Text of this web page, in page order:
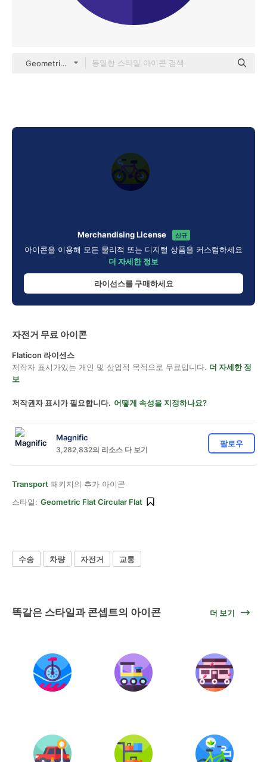
Geometric Flat Circular Flat
Merchandising License 신규
아이콘을 이용해 모든 물리적 또는 디지털 상품을 커스텀하세요
더 자세한 정보
라이선스를 구매하세요
자전거 무료 아이콘
Flaticon 라이센스
저작자 표시가있는 개인 및 상업적 목적으로 무료입니다. 더 자세한 정
보
저작권자 표시가 필요합니다. 어떻게 속성을 지정하나요?
Magnific
3,282,832의 리소스 다 보기
팔로우
Transport 패키지의 추가 아이콘
스타일: Geometric Flat Circular Flat
수송 차량 자전거 교통
똑같은 스타일과 콘셉트의 아이콘 더 보기